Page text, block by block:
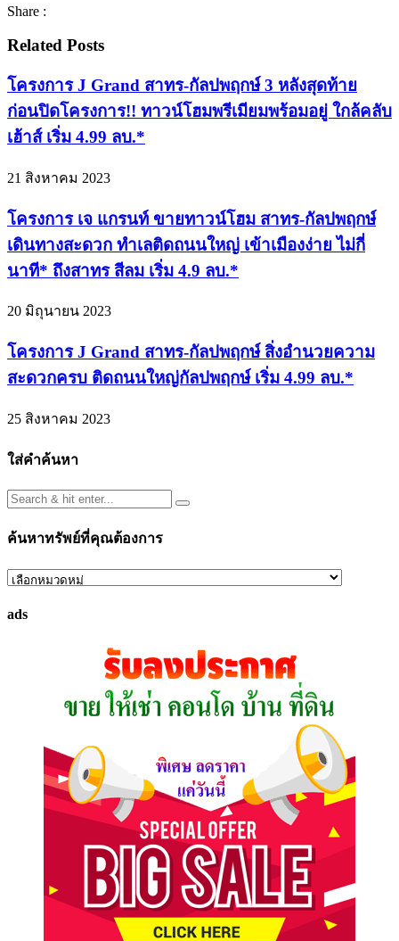
Share :
Related Posts
โครงการ J Grand สาทร-กัลปพฤกษ์ 3 หลังสุดท้าย
ก่อนปิดโครงการ!! ทาวน์โฮมพรีเมียมพร้อมอยู่ ใกล้คลับ
เฮ้าส์ เริ่ม 4.99 ลบ.*
21 สิงหาคม 2023
โครงการ เจ แกรนท์ ขายทาวน์โฮม สาทร-กัลปพฤกษ์
เดินทางสะดวก ทำเลติดถนนใหญ่ เข้าเมืองง่าย ไม่กี่
นาที* ถึงสาทร สีลม เริ่ม 4.9 ลบ.*
20 มิถุนายน 2023
โครงการ J Grand สาทร-กัลปพฤกษ์ สิ่งอำนวยความ
สะดวกครบ ติดถนนใหญ่กัลปพฤกษ์ เริ่ม 4.99 ลบ.*
25 สิงหาคม 2023
ใส่คำค้นหา
ค้นหาทรัพย์ที่คุณต้องการ
ค้นหา
ที่
ads